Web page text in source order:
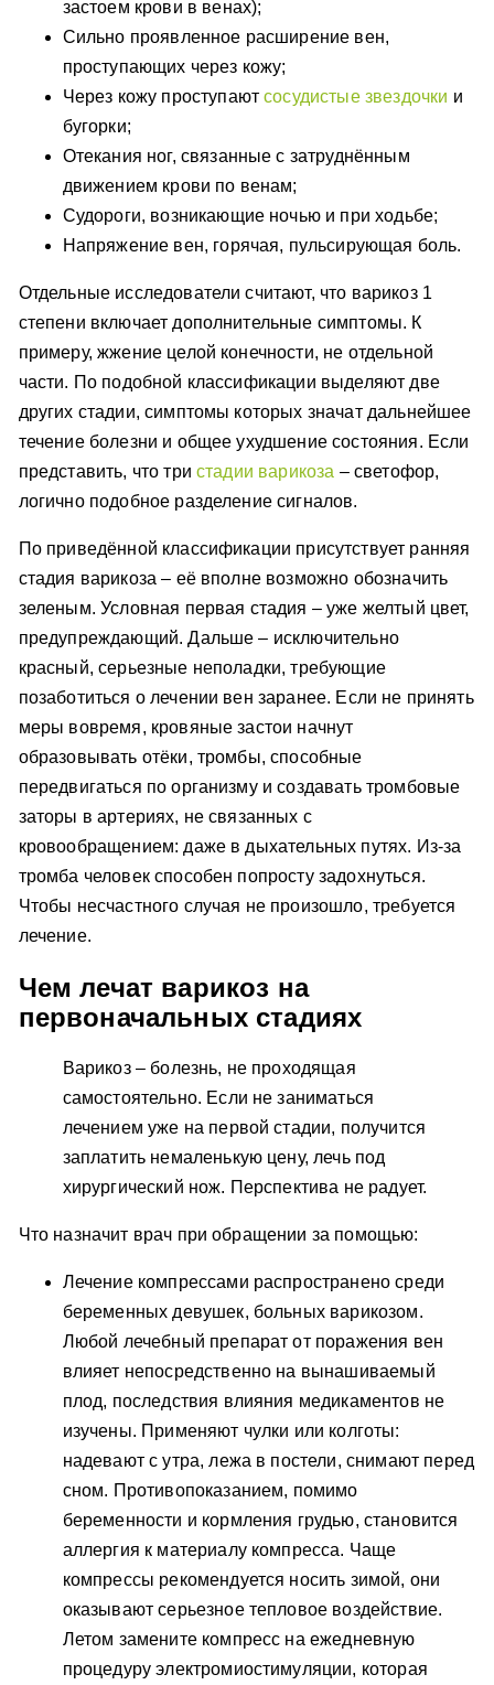
застоем крови в венах);
Сильно проявленное расширение вен,
проступающих через кожу;
Через кожу проступаютсосудистые звездочки и
бугорки;
Отекания ног, связанные с затруднённым
движением крови по венам;
Судороги, возникающие ночью и при ходьбе;
Напряжение вен, горячая, пульсирующая боль.
Отдельные исследователи считают, что варикоз 1
степени включает дополнительные симптомы. К
примеру, жжение целой конечности, не отдельной
части. По подобной классификации выделяют две
других стадии, симптомы которых значат дальнейшее
течение болезни и общее ухудшение состояния. Если
представить, что тристадии варикоза – светофор,
логично подобное разделение сигналов.
По приведённой классификации присутствует ранняя
стадия варикоза – её вполне возможно обозначить
зеленым. Условная первая стадия – уже желтый цвет,
предупреждающий. Дальше – исключительно
красный, серьезные неполадки, требующие
позаботиться о лечении вен заранее. Если не принять
меры вовремя, кровяные застои начнут
образовывать отёки, тромбы, способные
передвигаться по организму и создавать тромбовые
заторы в артериях, не связанных с
кровообращением: даже в дыхательных путях. Из-за
тромба человек способен попросту задохнуться.
Чтобы несчастного случая не произошло, требуется
лечение.
Чем лечат варикоз на
первоначальных стадиях
Варикоз – болезнь, не проходящая
самостоятельно. Если не заниматься
лечением уже на первой стадии, получится
заплатить немаленькую цену, лечь под
хирургический нож. Перспектива не радует.
Что назначит врач при обращении за помощью:
Лечение компрессами распространено среди
беременных девушек, больных варикозом.
Любой лечебный препарат от поражения вен
влияет непосредственно на вынашиваемый
плод, последствия влияния медикаментов не
изучены. Применяют чулки или колготы:
надевают с утра, лежа в постели, снимают перед
сном. Противопоказанием, помимо
беременности и кормления грудью, становится
аллергия к материалу компресса. Чаще
компрессы рекомендуется носить зимой, они
оказывают серьезное тепловое воздействие.
Летом замените компресс на ежедневную
процедуру электромиостимуляции, которая